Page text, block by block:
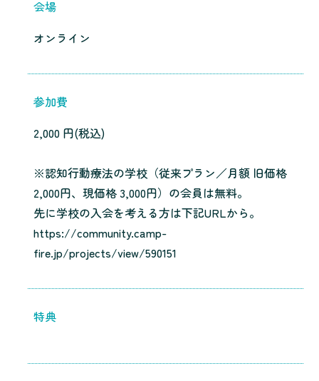
会場
オンライン
参加費
2,000 円(税込)
※認知行動療法の学校（従来プラン／月額 旧価格
2,000円、現価格 3,000円）の会員は無料。
先に学校の入会を考える方は下記URLから。
https://community.camp-
fire.jp/projects/view/590151
特典